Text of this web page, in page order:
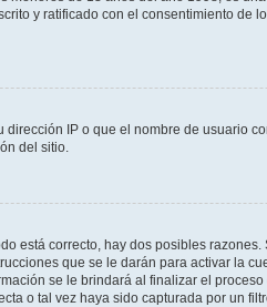
y ratificado con el consentimiento
IP o que el nombre de usuario
del sitio.
está correcto, hay dos posibles
que se le darán para activar la
se le brindará al finalizar el
o tal vez haya sido capturada por un